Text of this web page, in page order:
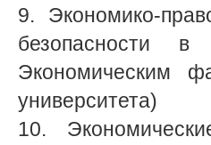
9. Экономико-
безопасности
Экономическим
университета)
10.